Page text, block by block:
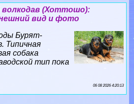
волкодав (Хоттошо):
вид и фото
Бурят-
Типичная
собака
тип пока
06 08 2026 4:20:13